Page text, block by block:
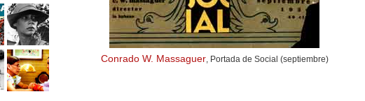
Conrado W. Massaguer, Portada de Social (septiembre)